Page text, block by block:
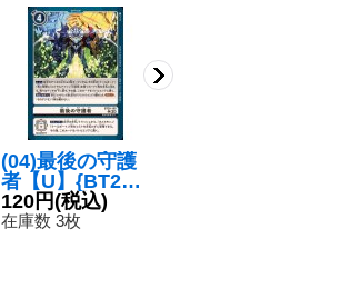
(04)最後の守護
者【U】{BT20-
100}《白》
120円(税込)
在庫数 3枚